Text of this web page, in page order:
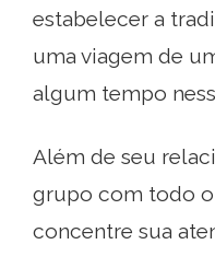
estabelecer a
uma viagem de
algum tempo
Além de seu
grupo com todo
concentre sua